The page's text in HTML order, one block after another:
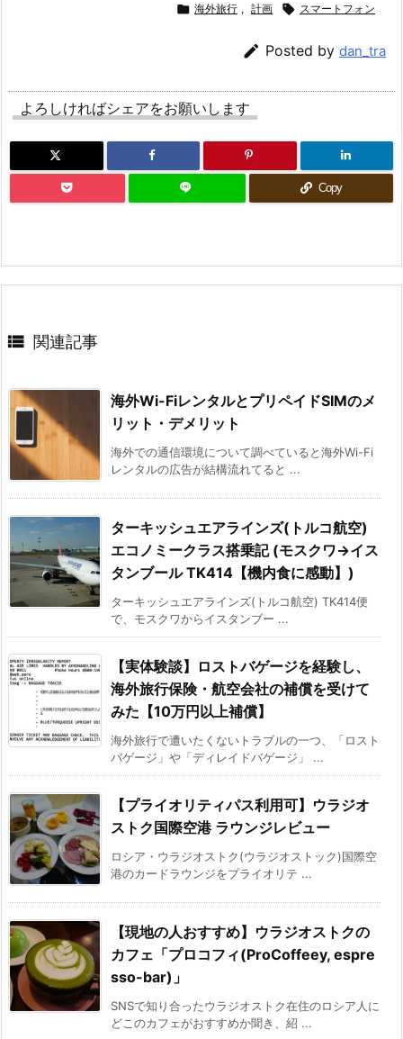
 海外旅行 , 計画  スマートフォン
 Posted by dan_tra
よろしければシェアをお願いします
Copy
 関連記事
海外Wi-FiレンタルとプリペイドSIMのメ
リット・デメリット
海外での通信環境について調べていると海外Wi-Fi
レンタルの広告が結構流れてると ...
ターキッシュエアラインズ(トルコ航空)
エコノミークラス搭乗記 (モスクワ→イス
タンブール TK414【機内食に感動】)
ターキッシュエアラインズ(トルコ航空) TK414便
で、モスクワからイスタンブー ...
【実体験談】ロストバゲージを経験し、
海外旅行保険・航空会社の補償を受けて
みた【10万円以上補償】
海外旅行で遭いたくないトラブルの一つ、「ロスト
バゲージ」や「ディレイドバゲージ」 ...
【プライオリティパス利用可】ウラジオ
ストク国際空港 ラウンジレビュー
ロシア・ウラジオストク(ウラジオストック)国際空
港のカードラウンジをプライオリテ ...
【現地の人おすすめ】ウラジオストクの
カフェ「プロコフィ(ProCoffeey, espre
sso-bar)」
SNSで知り合ったウラジオストク在住のロシア人に
どこのカフェがおすすめか聞き、紹 ...